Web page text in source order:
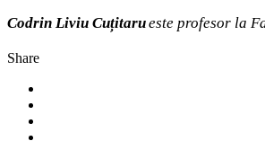
Codrin Liviu Cuțitarueste profesor la
Share